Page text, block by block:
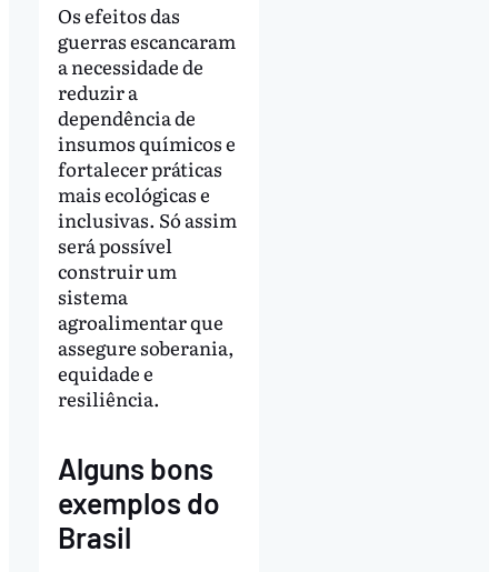
Os efeitos das
guerras escancaram
a necessidade de
reduzir a
dependência de
insumos químicos e
fortalecer práticas
mais ecológicas e
inclusivas. Só assim
será possível
construir um
sistema
agroalimentar que
assegure soberania,
equidade e
resiliência.
Alguns bons
exemplos do
Brasil